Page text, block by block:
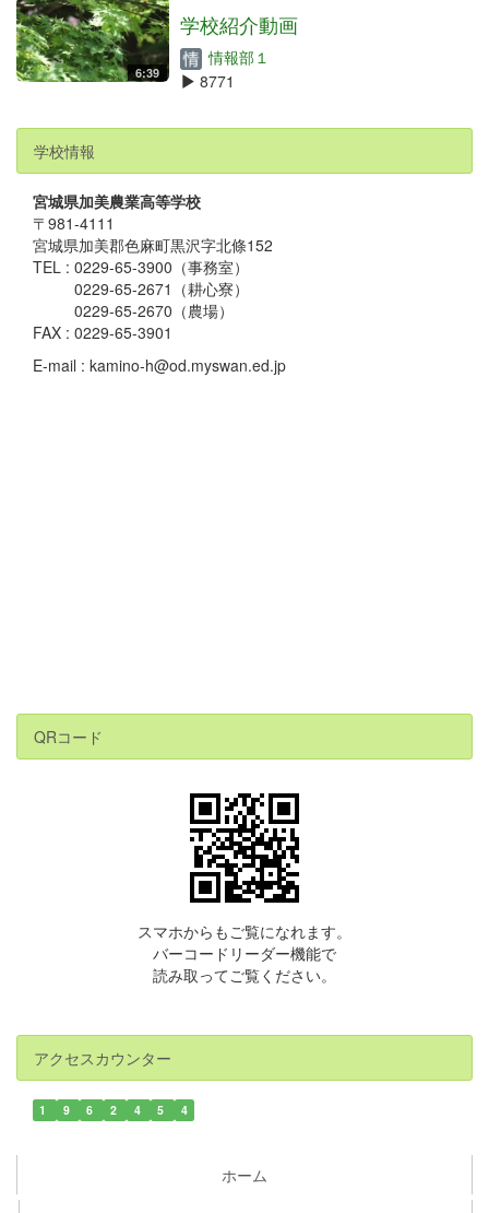
6:39
学校紹介動画
情報部１
8771
学校情報
宮城県加美農業高等学校
〒981-4111
宮城県加美郡色麻町黒沢字北條152
TEL : 0229-65-3900（事務室）
0229-65-2671（耕心寮）
0229-65-2670（農場）
FAX : 0229-65-3901
E-mail : kamino-h@od.myswan.ed.jp
QRコード
スマホからもご覧になれます。
バーコードリーダー機能で
読み取ってご覧ください。
アクセスカウンター
1 9 6 2 4 5 4
ホーム